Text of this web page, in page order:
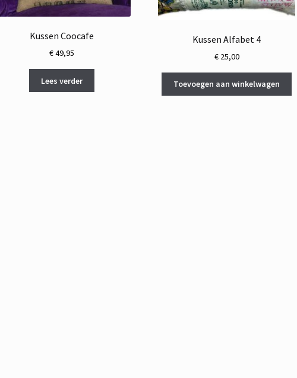
Kussen Coocafe
€49,95
Lees verder
Kussen Alfabet 4
€25,00
Toevoegen aan winkelwagen